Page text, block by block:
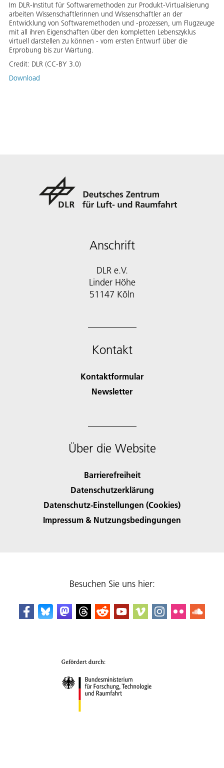
Im DLR-Institut für Softwaremethoden zur Produkt-Virtualisierung
arbeiten Wissenschaftlerinnen und Wissenschaftler an der
Entwicklung von Softwaremethoden und -prozessen, um Flugzeuge
mit all ihren Eigenschaften über den kompletten Lebenszyklus
virtuell darstellen zu können - vom ersten Entwurf über die
Erprobung bis zur Wartung.
Credit: DLR (CC-BY 3.0)
Download
Anschrift
DLR e.V.
Linder Höhe
51147 Köln
Kontakt
Kontaktformular
Newsletter
Über die Website
Barrierefreiheit
Datenschutzerklärung
Datenschutz-Einstellungen (Cookies)
Impressum & Nutzungsbedingungen
Besuchen Sie uns hier: